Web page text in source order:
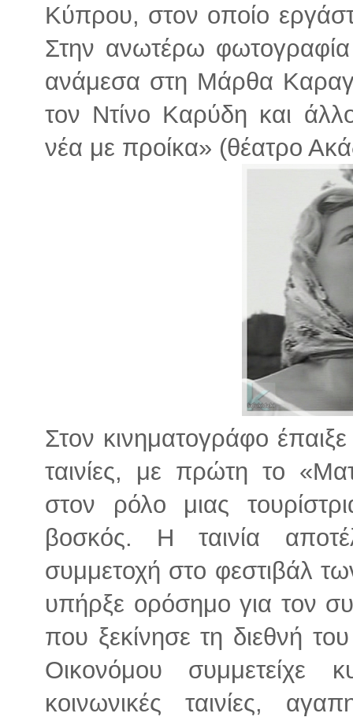
Κύπρου, στον οποίο
Στην ανωτέρω
ανάμεσα στη Μάρθα
τον Ντίνο Καρύδη και
νέα με προίκα» (θέατρο
Στον κινηματογράφο
ταινίες, με πρώτη το
στον ρόλο μιας
βοσκός. Η ταινία
συμμετοχή στο φεστιβάλ
υπήρξε ορόσημο για τον
που ξεκίνησε τη διεθνή
Οικονόμου συμμετείχε
κοινωνικές ταινίες,